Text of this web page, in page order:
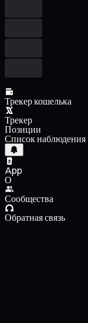
Трекер кошелька
Трекер
Позиции
Список наблюдения
App
О
Сообщества
Обратная связь